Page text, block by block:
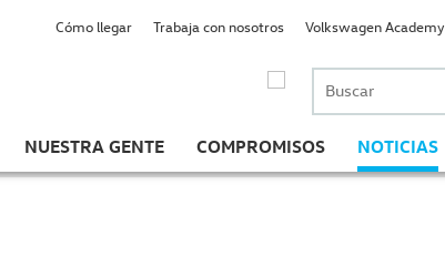
Buscar
por:
NUESTRA GENTE COMPROMISOS NOTICIAS
Cómo llegar Trabaja con nosotros Volkswagen Academy